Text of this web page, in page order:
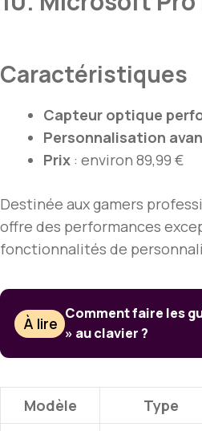
Caractéristiques
Capteur optique
Personnalisation
Prix : environ 89,99 €
Destinée aux gamers
offre des performances
fonctionnalités de
À lire
Comment faire les
» au clavier ?
Modèle Type